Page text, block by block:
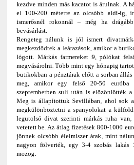
kezdve minden más kacatot is árulnak. A
el 100-200 méterre az olcsóbb aldi-ig,
ismerősnél rokonnál – még ha
bevásárlást.
Rengeteg nálunk is jól ismert
megkezdődtek a leárazások, amikor a
lógott. Márkás farmereket 9, pólókat
megvásárolni. Több mint egy hónapig
butikokban a pénztárak előtt a sorban állás
meg, amikor egy felső 20-50
szeptemberben suli után is elözönlötték
Meg is állapítottuk Sevillában, ahol sok
megkülönböztetni a spanyolokat a
legutolsó divat szerinti márkás ruha
vetetett be. Az átlag fizetések 800-1000
jönnek olcsóbb élelmiszer árak, mint
nagyon fölverték, egy 3-4 szobás lakás
mozog.